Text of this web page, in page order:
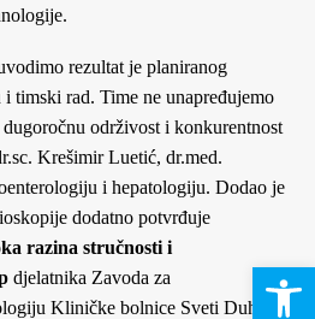
rezultat je planiranog
timski rad. Time ne unapređujemo
održivost i konkurentnost
Krešimir Luetić, dr.med.
i hepatologiju. Dodao je
dodatno potvrđuje
razina stručnosti i
djelatnika Zavoda za
Kliničke bolnice Sveti Duh, s